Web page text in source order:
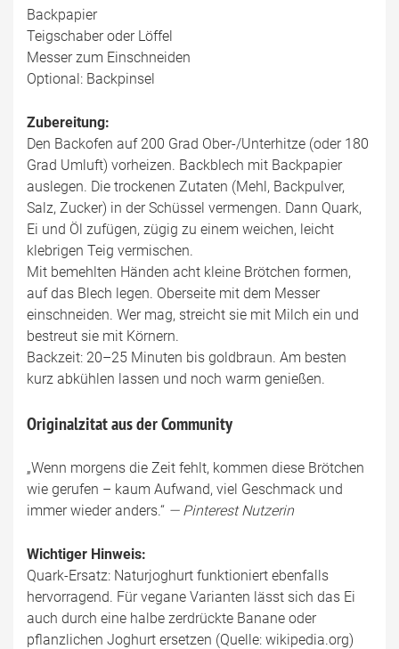
Backpapier
Teigschaber oder Löffel
Messer zum Einschneiden
Optional: Backpinsel
Zubereitung:
Den Backofen auf 200 Grad Ober-/Unterhitze (oder 180
Grad Umluft) vorheizen. Backblech mit Backpapier
auslegen. Die trockenen Zutaten (Mehl, Backpulver,
Salz, Zucker) in der Schüssel vermengen. Dann Quark,
Ei und Öl zufügen, zügig zu einem weichen, leicht
klebrigen Teig vermischen.
Mit bemehlten Händen acht kleine Brötchen formen,
auf das Blech legen. Oberseite mit dem Messer
einschneiden. Wer mag, streicht sie mit Milch ein und
bestreut sie mit Körnern.
Backzeit: 20–25 Minuten bis goldbraun. Am besten
kurz abkühlen lassen und noch warm genießen.
Originalzitat aus der Community
„Wenn morgens die Zeit fehlt, kommen diese Brötchen
wie gerufen – kaum Aufwand, viel Geschmack und
immer wieder anders.“ — Pinterest Nutzerin
Wichtiger Hinweis:
Quark-Ersatz: Naturjoghurt funktioniert ebenfalls
hervorragend. Für vegane Varianten lässt sich das Ei
auch durch eine halbe zerdrückte Banane oder
pflanzlichen Joghurt ersetzen (Quelle: wikipedia.org)